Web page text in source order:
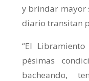
y brindar mayor
diario transitan
“El
pésimas
bacheando,